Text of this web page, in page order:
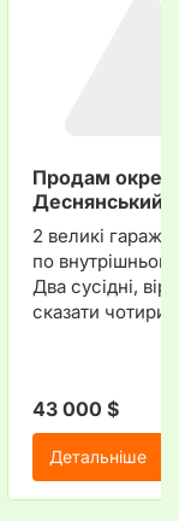
Продам
2 великі
по
Два сусідні,
сказати чотири
43 000 $
Детальніше